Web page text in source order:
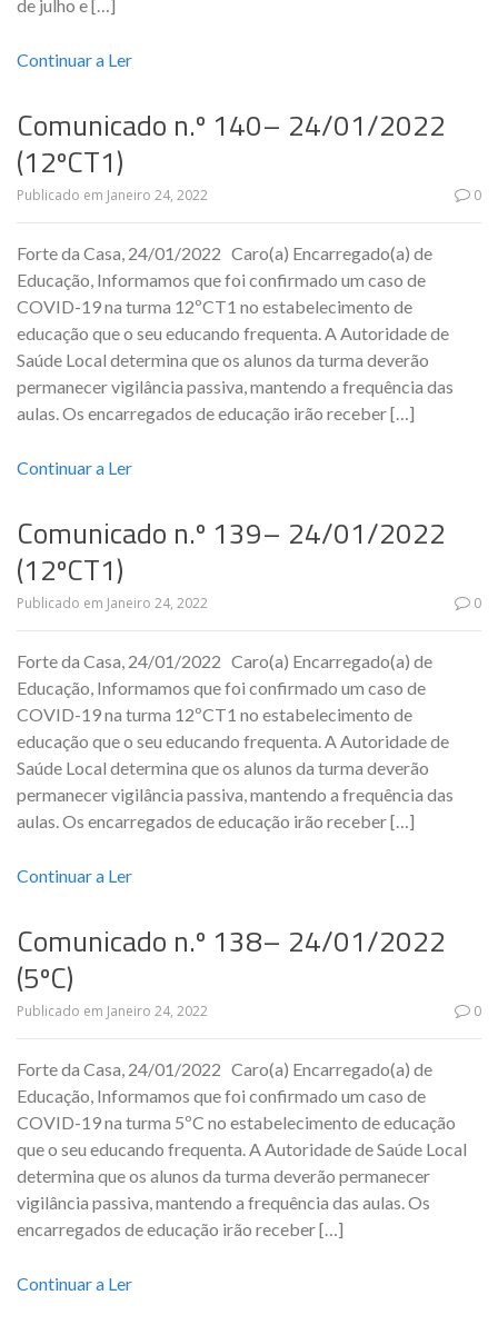
de julho e […]
Continuar a Ler
Comunicado n.º 140– 24/01/2022
(12ºCT1)
Publicado em Janeiro 24, 2022 0
Forte da Casa, 24/01/2022 Caro(a) Encarregado(a) de
Educação, Informamos que foi confirmado um caso de
COVID-19 na turma 12ºCT1 no estabelecimento de
educação que o seu educando frequenta. A Autoridade de
Saúde Local determina que os alunos da turma deverão
permanecer vigilância passiva, mantendo a frequência das
aulas. Os encarregados de educação irão receber […]
Continuar a Ler
Comunicado n.º 139– 24/01/2022
(12ºCT1)
Publicado em Janeiro 24, 2022 0
Forte da Casa, 24/01/2022 Caro(a) Encarregado(a) de
Educação, Informamos que foi confirmado um caso de
COVID-19 na turma 12ºCT1 no estabelecimento de
educação que o seu educando frequenta. A Autoridade de
Saúde Local determina que os alunos da turma deverão
permanecer vigilância passiva, mantendo a frequência das
aulas. Os encarregados de educação irão receber […]
Continuar a Ler
Comunicado n.º 138– 24/01/2022
(5ºC)
Publicado em Janeiro 24, 2022 0
Forte da Casa, 24/01/2022 Caro(a) Encarregado(a) de
Educação, Informamos que foi confirmado um caso de
COVID-19 na turma 5ºC no estabelecimento de educação
que o seu educando frequenta. A Autoridade de Saúde Local
determina que os alunos da turma deverão permanecer
vigilância passiva, mantendo a frequência das aulas. Os
encarregados de educação irão receber […]
Continuar a Ler